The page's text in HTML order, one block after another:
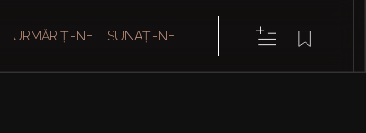
URMĂRIȚI-NE SUNAȚI-NE